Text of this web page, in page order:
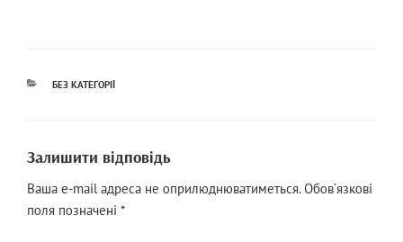
КАТЕГОРІЇ
БЕЗ КАТЕГОРІЇ
Залишити відповідь
Ваша e-mail адреса не оприлюднюватиметься. Обов’язкові
поля позначені *